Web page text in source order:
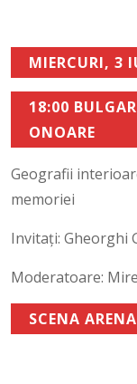
MIERCURI, 3
18:00
ONOARE
Geografii
memoriei
Invitați: Gheorghi
Moderatoare:
SCENA ARENA